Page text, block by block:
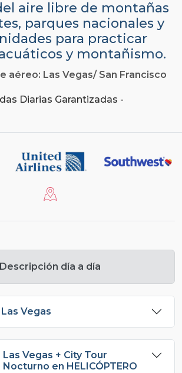
aire libre de montañas
parques nacionales y
para practicar
y montañismo.
aéreo: Las Vegas/ San Francisco
Diarias Garantizadas -
Descripción día a día
Las Vegas
Las Vegas + City Tour
Nocturno en HELICÓPTERO